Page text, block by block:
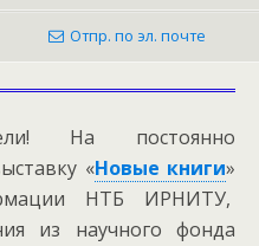
Отпр. по эл. почте
На постоянно
«Новые книги»
НТБ ИРНИТУ,
из научного фонда